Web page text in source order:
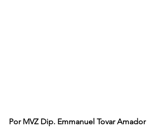
Por MVZ Dip. Emmanuel Tovar Amador